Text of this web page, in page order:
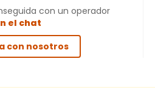
con un operador
el chat
con nosotros